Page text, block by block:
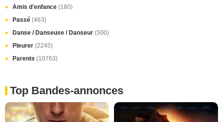
Amis d'enfance (180)
Passé (463)
Danse / Danseuse / Danseur (500)
Pleurer (2245)
Parents (10763)
Top Bandes-annonces